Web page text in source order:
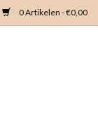
0 Artikelen - €0,00